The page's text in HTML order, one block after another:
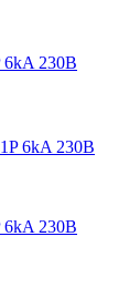
6kA 230В
6kA 230В